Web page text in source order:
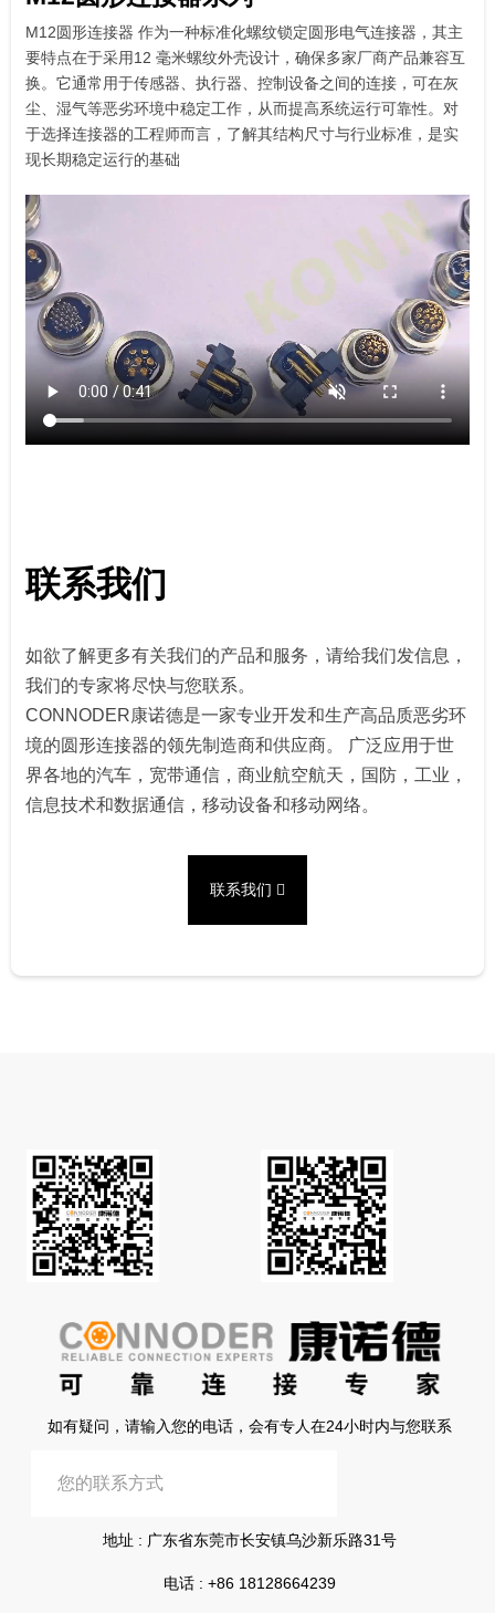
M12圆形连接器 作为一种标准化螺纹锁定圆形电气连接器，其主
要特点在于采用12 毫米螺纹外壳设计，确保多家厂商产品兼容互
换。它通常用于传感器、执行器、控制设备之间的连接，可在灰
尘、湿气等恶劣环境中稳定工作，从而提高系统运行可靠性。对
于选择连接器的工程师而言，了解其结构尺寸与行业标准，是实
现长期稳定运行的基础
联系我们
如欲了解更多有关我们的产品和服务，请给我们发信息，
我们的专家将尽快与您联系。
CONNODER康诺德是一家专业开发和生产高品质恶劣环
境的圆形连接器的领先制造商和供应商。 广泛应用于世
界各地的汽车，宽带通信，商业航空航天，国防，工业，
信息技术和数据通信，移动设备和移动网络。
联系我们
如有疑问，请输入您的电话，会有专人在24小时内与您联系
地址 : 广东省东莞市长安镇乌沙新乐路31号
电话 : +86 18128664239